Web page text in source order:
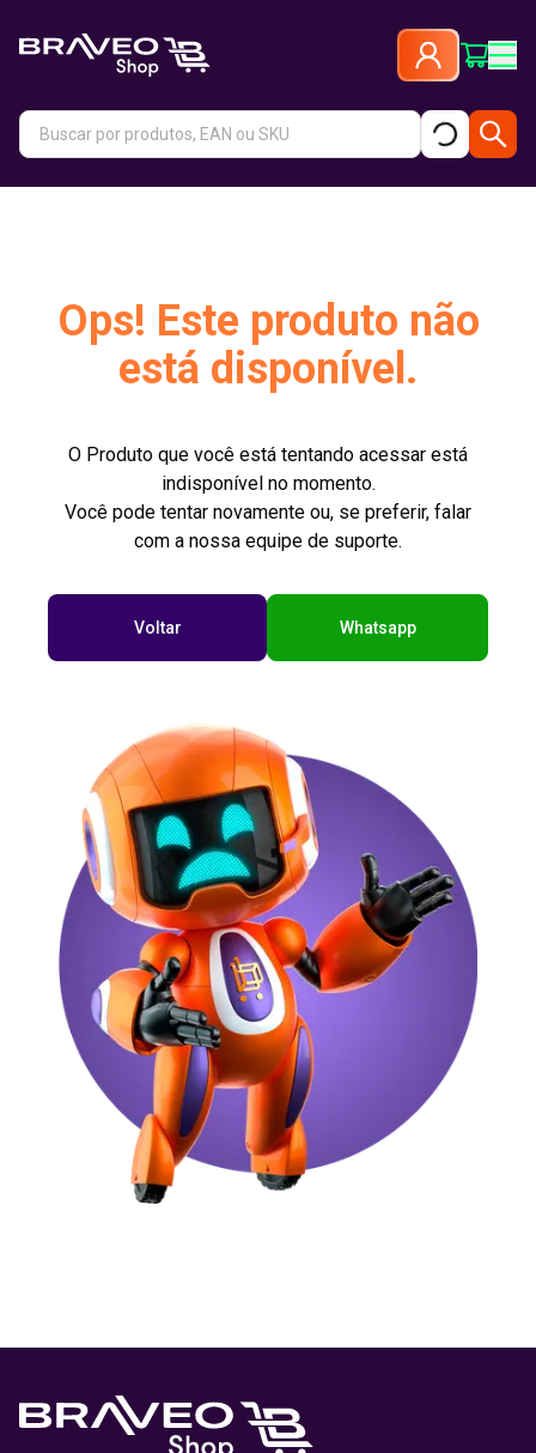
Ops! Este produto não
está disponível.
O Produto que você está tentando acessar está
indisponível no momento.
Você pode tentar novamente ou, se preferir, falar
com a nossa equipe de suporte.
Voltar Whatsapp